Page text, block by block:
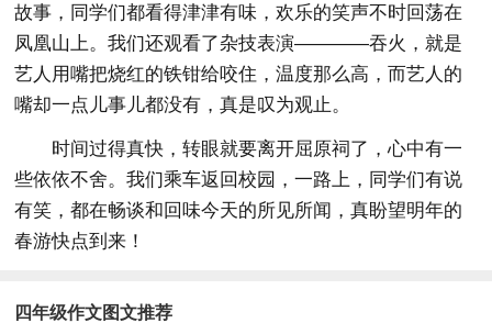
故事，同学们都看得津津有味，欢乐的笑声不时回荡在
凤凰山上。我们还观看了杂技表演————吞火，就是
艺人用嘴把烧红的铁钳给咬住，温度那么高，而艺人的
嘴却一点儿事儿都没有，真是叹为观止。
时间过得真快，转眼就要离开屈原祠了，心中有一
些依依不舍。我们乘车返回校园，一路上，同学们有说
有笑，都在畅谈和回味今天的所见所闻，真盼望明年的
春游快点到来！
四年级作文图文推荐